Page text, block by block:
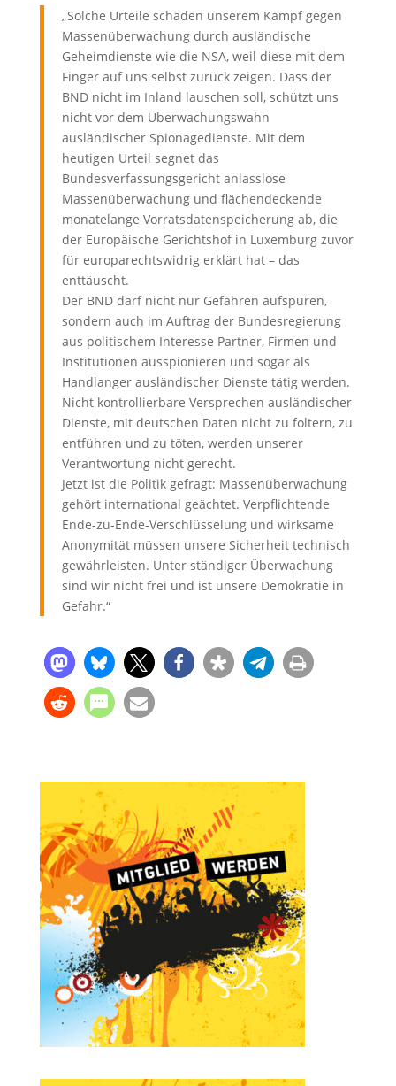
„Solche Urteile schaden unserem Kampf gegen
Massenüberwachung durch ausländische
Geheimdienste wie die NSA, weil diese mit dem
Finger auf uns selbst zurück zeigen. Dass der
BND nicht im Inland lauschen soll, schützt uns
nicht vor dem Überwachungswahn
ausländischer Spionagedienste. Mit dem
heutigen Urteil segnet das
Bundesverfassungsgericht anlasslose
Massenüberwachung und flächendeckende
monatelange Vorratsdatenspeicherung ab, die
der Europäische Gerichtshof in Luxemburg zuvor
für europarechtswidrig erklärt hat – das
enttäuscht.
Der BND darf nicht nur Gefahren aufspüren,
sondern auch im Auftrag der Bundesregierung
aus politischem Interesse Partner, Firmen und
Institutionen ausspionieren und sogar als
Handlanger ausländischer Dienste tätig werden.
Nicht kontrollierbare Versprechen ausländischer
Dienste, mit deutschen Daten nicht zu foltern, zu
entführen und zu töten, werden unserer
Verantwortung nicht gerecht.
Jetzt ist die Politik gefragt: Massenüberwachung
gehört international geächtet. Verpflichtende
Ende-zu-Ende-Verschlüsselung und wirksame
Anonymität müssen unsere Sicherheit technisch
gewährleisten. Unter ständiger Überwachung
sind wir nicht frei und ist unsere Demokratie in
Gefahr.“